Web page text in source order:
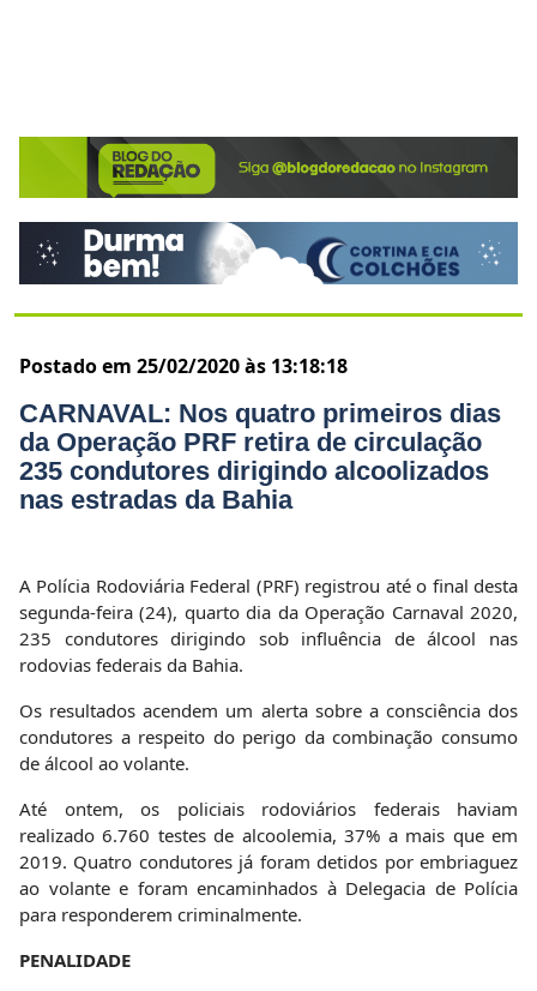
Postado em 25/02/2020 às 13:18:18
CARNAVAL: Nos quatro primeiros dias
da Operação PRF retira de circulação
235 condutores dirigindo alcoolizados
nas estradas da Bahia
A Polícia Rodoviária Federal (PRF) registrou até o final desta
segunda-feira (24), quarto dia da Operação Carnaval 2020,
235 condutores dirigindo sob influência de álcool nas
rodovias federais da Bahia.
Os resultados acendem um alerta sobre a consciência dos
condutores a respeito do perigo da combinação consumo
de álcool ao volante.
Até ontem, os policiais rodoviários federais haviam
realizado 6.760 testes de alcoolemia, 37% a mais que em
2019. Quatro condutores já foram detidos por embriaguez
ao volante e foram encaminhados à Delegacia de Polícia
para responderem criminalmente.
PENALIDADE